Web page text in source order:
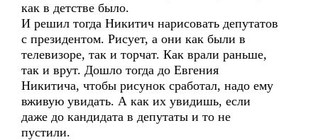
как в детстве было.
И решил тогда Никитич нарисовать депутатов
с президентом. Рисует, а они как были в
телевизоре, так и торчат. Как врали раньше,
так и врут. Дошло тогда до Евгения
Никитича, чтобы рисунок сработал, надо ему
вживую увидать. А как их увидишь, если
даже до кандидата в депутаты и то не
пустили.